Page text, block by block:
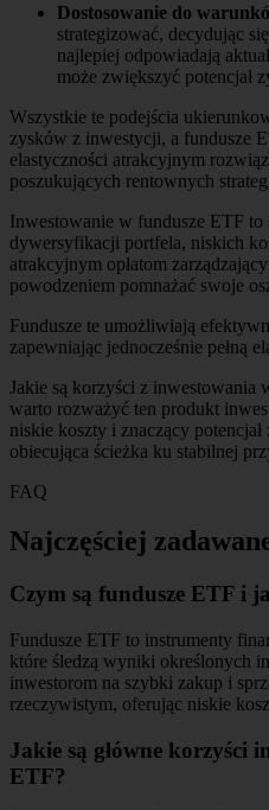
Dostosowanie do
strategizować, decydując
najlepiej odpowiadają
może zwiększyć potencjał
Wszystkie te podejścia
zysków z inwestycji, a fundusze
elastyczności atrakcyjnym
poszukujących rentownych
Inwestowanie w fundusze ETF
dywersyfikacji portfela, niskich
atrakcyjnym opłatom
powodzeniem pomnażać swoje
Fundusze te umożliwiają
zapewniając jednocześnie pełną
Jakie są korzyści z inwestowania
warto rozważyć ten produkt
niskie koszty i znaczący
obiecująca ścieżka ku stabilnej
FAQ
Najczęściej
Czym są fundusze ETF i
Fundusze ETF to instrumenty
które śledzą wyniki określonych
inwestorom na szybki zakup i
rzeczywistym, oferując niskie
Jakie są główne korzyści
ETF?